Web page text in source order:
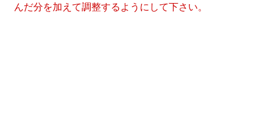
んだ分を加えて調整するようにして下さい。